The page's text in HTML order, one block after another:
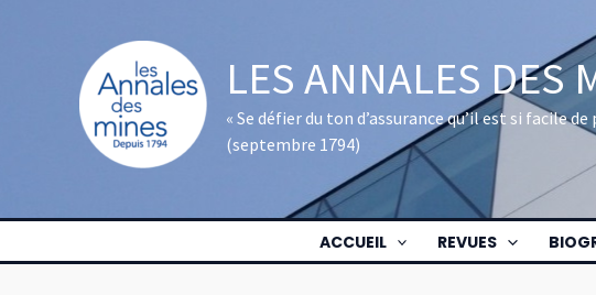
LES ANNALES DES
« Se défier du ton d’assurance qu’il est si facile
(septembre 1794)
ACCUEIL REVUES